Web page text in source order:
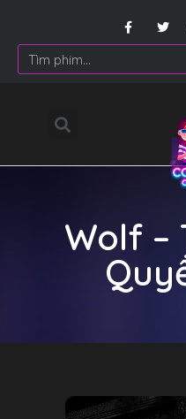
Wolf –